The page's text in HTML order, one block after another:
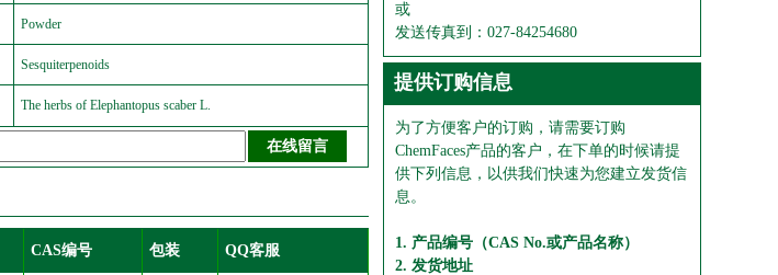
Powder
Sesquiterpenoids
The herbs of Elephantopus scaber L.
CAS编号 包装 QQ客服
或
发送传真到：027-84254680
提供订购信息
为了方便客户的订购，请需要订购
ChemFaces产品的客户，在下单的时候请提
供下列信息，以供我们快速为您建立发货信
息。
1. 产品编号（CAS No.或产品名称）
2. 发货地址